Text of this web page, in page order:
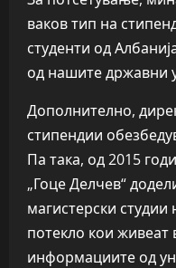
ваков тип на
студенти од
од нашите државни
Дополнително,
стипендии
Па така, од 2015
„Гоце Делчев“
магистерски студии
потекло кои живеат
информациите од